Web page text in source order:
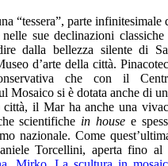
“tessera”, parte infinitesimale
sue declinazioni classiche
dalla bellezza silente di
d’arte della città.
che con il
Mosaico si è dotata anche di
il Mar ha anche una
scientifiche in house e
nazionale. Come
Torcellini, aperta fino al